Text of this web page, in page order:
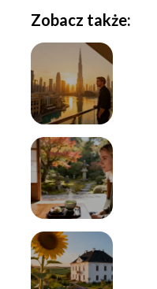
Zobacz także: